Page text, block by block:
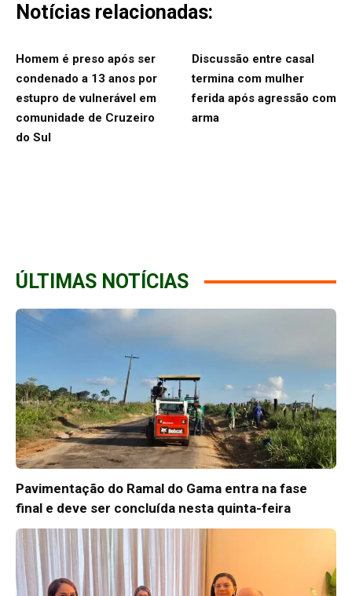
Notícias relacionadas:
Homem é preso após ser
condenado a 13 anos por
estupro de vulnerável em
comunidade de Cruzeiro
do Sul
Discussão entre casal
termina com mulher
ferida após agressão com
arma
ÚLTIMAS NOTÍCIAS
Pavimentação do Ramal do Gama entra na fase
final e deve ser concluída nesta quinta-feira